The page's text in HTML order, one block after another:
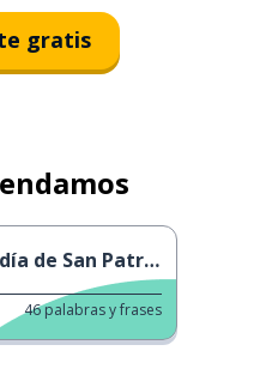
gratis
de San Patricio
46palabras y frases